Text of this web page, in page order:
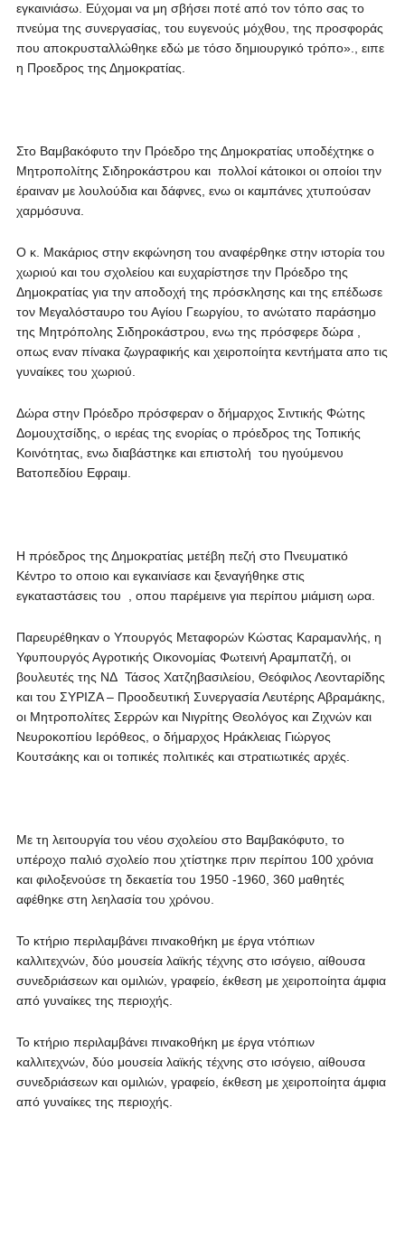
εγκαινιάσω. Εύχομαι να μη σβήσει ποτέ από τον τόπο σας το
πνεύμα της συνεργασίας, του ευγενούς μόχθου, της προσφοράς
που αποκρυσταλλώθηκε εδώ με τόσο δημιουργικό τρόπο»., ειπε
η Προεδρος της Δημοκρατίας.
Στο Βαμβακόφυτο την Πρόεδρο της Δημοκρατίας υποδέχτηκε ο
Μητροπολίτης Σιδηροκάστρου και πολλοί κάτοικοι οι οποίοι την
έραιναν με λουλούδια και δάφνες, ενω οι καμπάνες χτυπούσαν
χαρμόσυνα.
Ο κ. Μακάριος στην εκφώνηση του αναφέρθηκε στην ιστορία του
χωριού και του σχολείου και ευχαρίστησε την Πρόεδρο της
Δημοκρατίας για την αποδοχή της πρόσκλησης και της επέδωσε
τον Μεγαλόσταυρο του Αγίου Γεωργίου, το ανώτατο παράσημο
της Μητρόπολης Σιδηροκάστρου, ενω της πρόσφερε δώρα ,
οπως εναν πίνακα ζωγραφικής και χειροποίητα κεντήματα απο τις
γυναίκες του χωριού.
Δώρα στην Πρόεδρο πρόσφεραν ο δήμαρχος Σιντικής Φώτης
Δομουχτσίδης, ο ιερέας της ενορίας ο πρόεδρος της Τοπικής
Κοινότητας, ενω διαβάστηκε και επιστολή του ηγούμενου
Βατοπεδίου Εφραιμ.
Η πρόεδρος της Δημοκρατίας μετέβη πεζή στο Πνευματικό
Κέντρο το οποιο και εγκαινίασε και ξεναγήθηκε στις
εγκαταστάσεις του , οπου παρέμεινε για περίπου μιάμιση ωρα.
Παρευρέθηκαν ο Υπουργός Μεταφορών Κώστας Καραμανλής, η
Υφυπουργός Αγροτικής Οικονομίας Φωτεινή Αραμπατζή, οι
βουλευτές της ΝΔ Τάσος Χατζηβασιλείου, Θεόφιλος Λεονταρίδης
και του ΣΥΡΙΖΑ – Προοδευτική Συνεργασία Λευτέρης Αβραμάκης,
οι Μητροπολίτες Σερρών και Νιγρίτης Θεολόγος και Ζιχνών και
Νευροκοπίου Ιερόθεος, ο δήμαρχος Ηράκλειας Γιώργος
Κουτσάκης και οι τοπικές πολιτικές και στρατιωτικές αρχές.
Με τη λειτουργία του νέου σχολείου στο Βαμβακόφυτο, το
υπέροχο παλιό σχολείο που χτίστηκε πριν περίπου 100 χρόνια
και φιλοξενούσε τη δεκαετία του 1950 -1960, 360 μαθητές
αφέθηκε στη λεηλασία του χρόνου.
Το κτήριο περιλαμβάνει πινακοθήκη με έργα ντόπιων
καλλιτεχνών, δύο μουσεία λαϊκής τέχνης στο ισόγειο, αίθουσα
συνεδριάσεων και ομιλιών, γραφείο, έκθεση με χειροποίητα άμφια
από γυναίκες της περιοχής.
Το κτήριο περιλαμβάνει πινακοθήκη με έργα ντόπιων
καλλιτεχνών, δύο μουσεία λαϊκής τέχνης στο ισόγειο, αίθουσα
συνεδριάσεων και ομιλιών, γραφείο, έκθεση με χειροποίητα άμφια
από γυναίκες της περιοχής.